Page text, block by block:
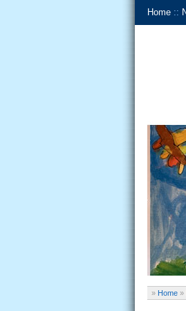
Home ::
» Home »